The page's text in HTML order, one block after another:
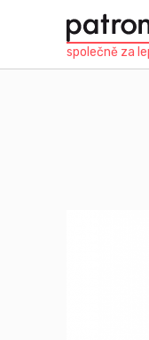
obsahu
společně za